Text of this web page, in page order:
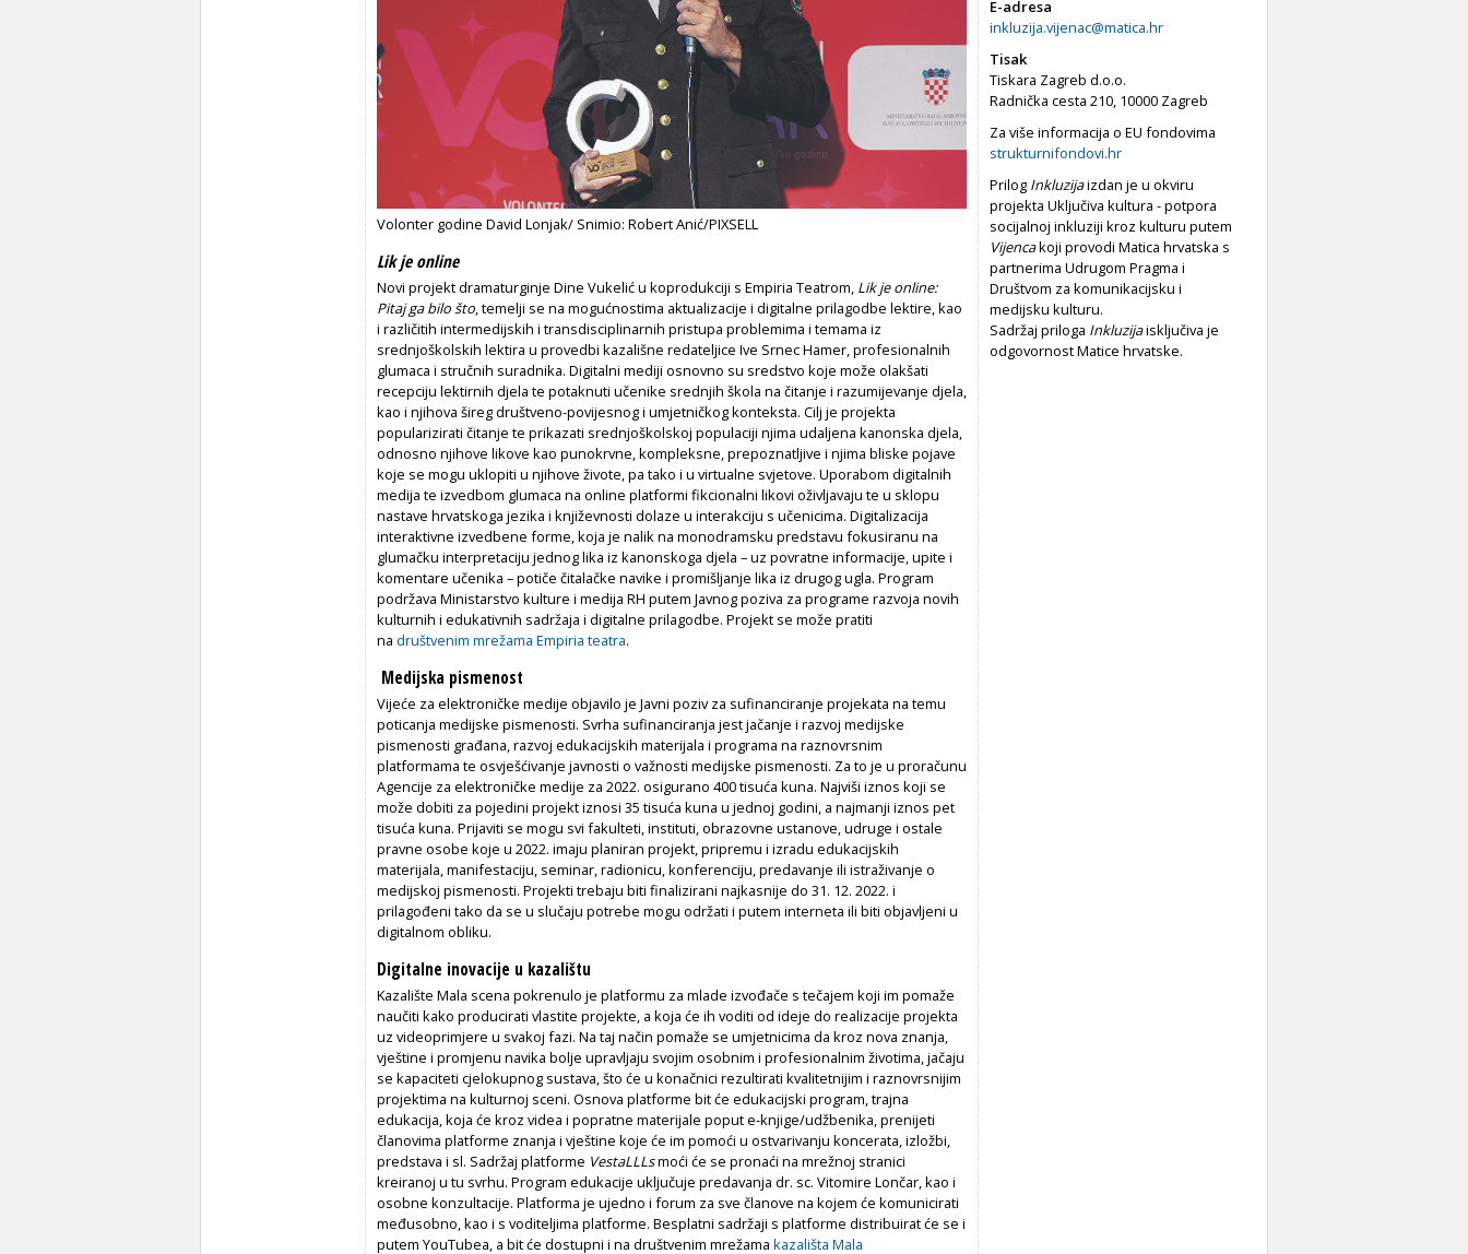
Volonter godine David Lonjak/ Snimio: Robert Anić/PIXSELL
Lik jeonline
Novi projekt dramaturginje Dine Vukelić u koprodukciji s Empiria Teatrom, Lik je online:
Pitaj ga bilo što, temelji se na mogućnostima aktualizacije i digitalne prilagodbe lektire, kao
i različitih intermedijskih i transdisciplinarnih pristupa pro­blemima i temama iz
srednjoškolskih lektira u provedbi kazališne redateljice Ive Srnec Hamer, profesionalnih
glumaca i stručnih suradnika. Digitalni mediji osnovno su sredstvo koje može olakšati
recepciju lektirnih djela te potaknuti učenike srednjih škola na čitanje i razumijevanje djela,
kao i njihova šireg društ­veno-povijesnog i umjetničkog konteksta. Cilj je projekta
popularizirati čitanje te prikazati srednjoškolskoj populaciji njima udaljena kanonska djela,
odnosno njihove likove kao punokrvne, kompleksne, prepoznatljive i njima bliske pojave
koje se mogu uklopiti u njihove živote, pa tako i u virtualne svjetove. Uporabom digitalnih
medija te izvedbom glumaca na online platformi fikcionalni likovi oživljavaju te u sklopu
nastave hrvatskoga jezika i književnosti dolaze u interakciju s učenicima. Digitalizacija
interaktivne izvedbene forme, koja je nalik na monodramsku predstavu fokusiranu na
glumačku interpretaciju jednog lika iz kanonskoga djela – uz povratne informacije, upite i
komentare učenika – potiče čitalačke navike i promiš­ljanje lika iz drugog ugla. Program
podržava Ministarstvo kulture i medija RH putem Javnog poziva za programe razvoja novih
kulturnih i edukativnih sadržaja i digitalne prilagodbe. Projekt se može pratiti
na društvenim mrežama Empiria teatra.
Medijska pismenost
Vijeće za elektroničke medije objavilo je Javni poziv za sufinanciranje projekata na temu
poticanja medijske pismenosti. Svrha sufinanciranja jest jačanje i razvoj medijske
pismenosti građana, razvoj edukacijskih materijala i programa na raznovrsnim
platformama te osvješćivanje javnosti o važnosti medijske pismenosti. Za to je u proračunu
Agencije za elektroničke medije za 2022. osigurano 400 tisuća kuna. Najviši iznos koji se
može dobiti za pojedini projekt iznosi 35 tisuća kuna u jednoj godini, a najmanji iznos pet
tisuća kuna. Prijaviti se mogu svi fakulteti, instituti, obrazovne ustanove, udruge i ostale
pravne osobe koje u 2022. imaju planiran projekt, pripremu i izradu edukacijskih
materijala, manifestaciju, seminar, radionicu, konferenciju, predavanje ili istraživanje o
medijskoj pismenosti. Projekti trebaju biti finalizirani najkasnije do 31. 12. 2022. i
prilagođeni tako da se u slučaju potrebe mogu održati i putem interneta ili biti objavljeni u
digitalnom obliku.
Digitalne inovacije u kazalištu
Kazalište Mala scena pokrenulo je platformu za mlade izvođače s tečajem koji im pomaže
naučiti kako producirati vlastite projekte, a koja će ih voditi od ideje do realizacije projekta
uz videoprimjere u svakoj fazi. Na taj način pomaže se umjetnicima da kroz nova znanja,
vještine i promjenu navika bolje upravljaju svojim osobnim i profesionalnim životima, jačaju
se kapaciteti cjelokupnog sustava, što će u konačnici rezultirati kvalitetnijim i raznovrsnijim
projektima na kulturnoj sceni. Osnova platforme bit će edukacijski program, trajna
edukacija, koja će kroz videa i popratne materijale poput e-knjige/udžbenika, prenijeti
članovima platforme znanja i vještine koje će im pomoći u ostvarivanju koncerata, izložbi,
predstava i sl. Sadržaj platforme VestaLLLsmoći će se pronaći na mrežnoj stranici
kreiranoj u tu svrhu. Program edukacije uključuje predavanja dr. sc. Vitomire Lončar, kao i
osobne konzultacije. Platforma je ujedno i forum za sve članove na kojem će komunicirati
međusobno, kao i s voditeljima platforme. Bes­platni sadržaji s platforme distribuirat će se i
putem YouTubea, a bit će dostupni i na društvenim mrežama kazališta Mala
E-adresa
inkluzija.vijenac@matica.hr
Tisak
Tiskara Zagreb d.o.o.
Radnička cesta 210, 10000 Zagreb
Za više informacija o EU fondovima
strukturnifondovi.hr
Prilog Inkluzijaizdan je u okviru
projekta Uključiva kultura - potpora
socijalnoj inkluziji kroz kulturu putem
Vijencakoji provodi Matica hrvatska s
partnerima Udrugom Pragma i
Društvom za komunikacijsku i
medijsku kulturu.
Sadržaj priloga Inkluzijaisključiva je
odgovornost Matice hrvatske.